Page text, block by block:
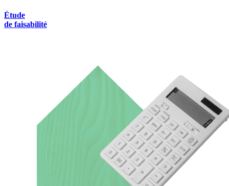
Étude
de faisabilité